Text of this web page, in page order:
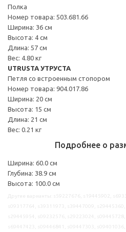
Полка
Номер товара: 503.681.66
Ширина: 36 см
Высота: 4 см
Длина: 57 см
Вес: 4.80 кг
UTRUSTA УТРУСТА
Петля со встроенным стопором
Номер товара: 904.017.86
Ширина: 20 см
Высота: 15 см
Длина: 21 см
Вес: 0.21 кг
Подробнее о
Ширина: 60.0 см
Глубина: 38.9 см
Высота: 100.0 см